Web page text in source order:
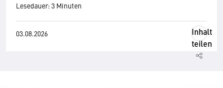
Lesedauer: 3 Minuten
03.08.2026
Inhalt
teilen